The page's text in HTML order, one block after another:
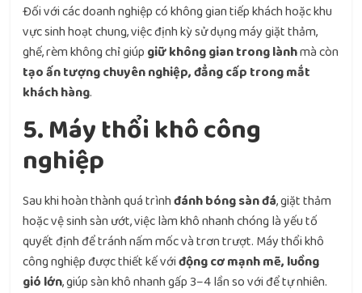
Đối với các doanh nghiệp có không gian tiếp khách hoặc khu
vực sinh hoạt chung, việc định kỳ sử dụng máy giặt thảm,
ghế, rèm không chỉ giúp giữ không gian trong lànhmà còn
tạo ấn tượng chuyên nghiệp, đẳng cấp trong mắt
khách hàng.
5. Máy thổi khô công
nghiệp
Sau khi hoàn thành quá trìnhđánh bóng sàn đá, giặt thảm
hoặc vệ sinh sàn ướt, việc làm khô nhanh chóng là yếu tố
quyết định để tránh nấm mốc và trơn trượt. Máy thổi khô
công nghiệp được thiết kế vớiđộng cơ mạnh mẽ, luồng
gió lớn, giúp sàn khô nhanh gấp 3–4 lần so với để tự nhiên.